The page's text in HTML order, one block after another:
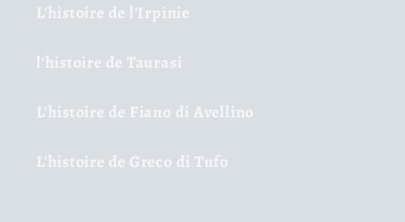
L'histoire de l'Irpinie
l'histoire de Taurasi
L'histoire de Fiano di Avellino
L'histoire de Greco di Tufo